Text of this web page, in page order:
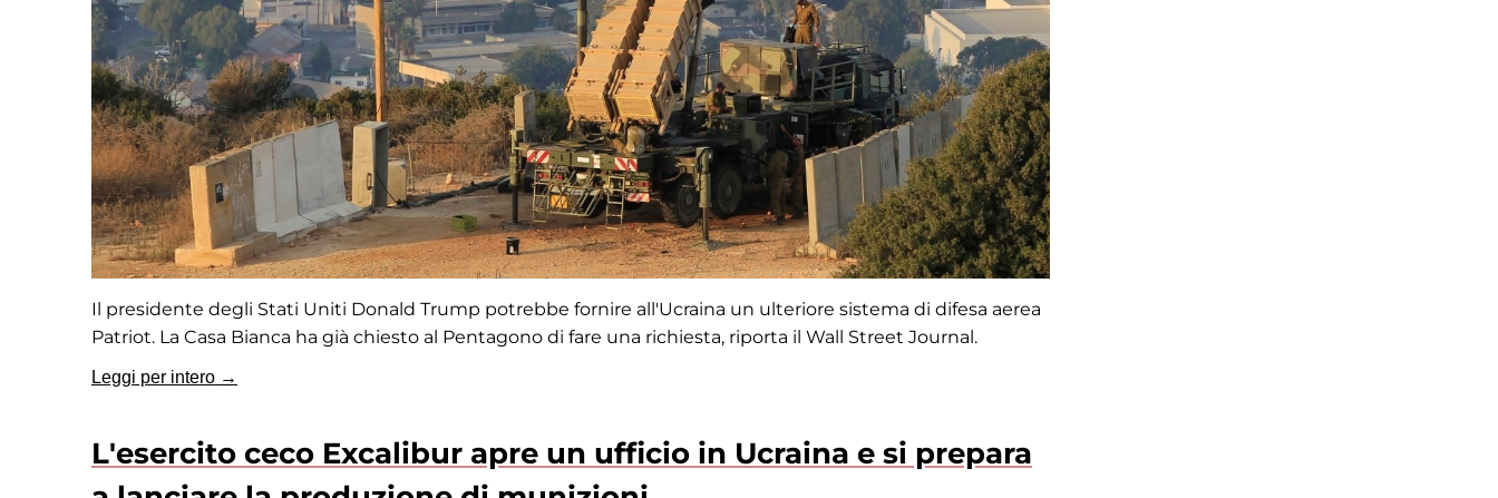
Il presidente degli Stati Uniti Donald Trump potrebbe fornire all'Ucraina un ulteriore sistema di difesa aerea
Patriot. La Casa Bianca ha già chiesto al Pentagono di fare una richiesta, riporta il Wall Street Journal.
Leggi per intero →
L'esercito ceco Excalibur apre un ufficio in Ucraina e si prepara